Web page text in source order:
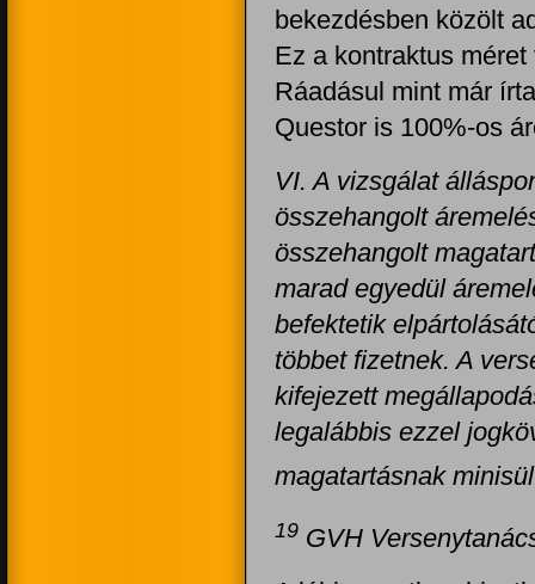
bekezdésben közölt
Ez a kontraktus
Ráadásul mint már
Questor is 100%-os
VI. A vizsgálat
összehangolt
összehangolt
marad egyedül
befektetik
többet fizetnek. A
kifejezett
legalábbis ezzel
magatartásnak
19 GVH